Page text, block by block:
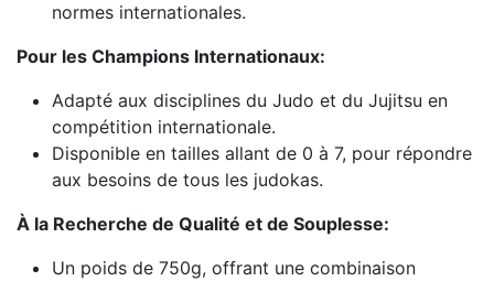
normes internationales.
Pour les Champions Internationaux:
Adapté aux disciplines du Judo et du Jujitsu en
compétition internationale.
Disponible en tailles allant de 0 à 7, pour répondre
aux besoins de tous les judokas.
À la Recherche de Qualité et de Souplesse:
Un poids de 750g, offrant une combinaison